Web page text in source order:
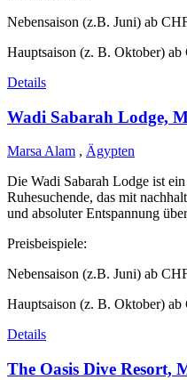
Nebensaison (z.B. Juni) ab
Hauptsaison (z. B. Oktober)
Details
Wadi Sabarah Lodge,
Marsa Alam , Ägypten
Die Wadi Sabarah Lodge ist
Ruhesuchende, das mit
und absoluter Entspannung
Preisbeispiele:
Nebensaison (z.B. Juni) ab
Hauptsaison (z. B. Oktober)
Details
The Oasis Dive Resort,